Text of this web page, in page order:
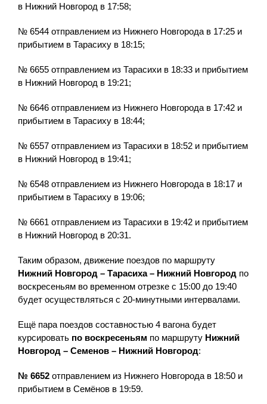
в Нижний Новгород в 17:58;
№ 6544 отправлением из Нижнего Новгорода в 17:25 и
прибытием в Тарасиху в 18:15;
№ 6655 отправлением из Тарасихи в 18:33 и прибытием
в Нижний Новгород в 19:21;
№ 6646 отправлением из Нижнего Новгорода в 17:42 и
прибытием в Тарасиху в 18:44;
№ 6557 отправлением из Тарасихи в 18:52 и прибытием
в Нижний Новгород в 19:41;
№ 6548 отправлением из Нижнего Новгорода в 18:17 и
прибытием в Тарасиху в 19:06;
№ 6661 отправлением из Тарасихи в 19:42 и прибытием
в Нижний Новгород в 20:31.
Таким образом, движение поездов по маршруту
Нижний Новгород – Тарасиха – Нижний Новгород по
воскресеньям во временном отрезке с 15:00 до 19:40
будет осуществляться с 20-минутными интервалами.
Ещё пара поездов составностью 4 вагона будет
курсировать по воскресеньям по маршруту Нижний
Новгород – Семенов – Нижний Новгород:
№ 6652 отправлением из Нижнего Новгорода в 18:50 и
прибытием в Семёнов в 19:59.